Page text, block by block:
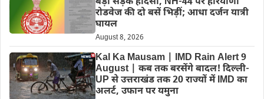
रोडवेज की दो बसें भिड़ीं; आधा दर्जन यात्री
घायल
August 8, 2026
Kal Ka Mausam | IMD Rain Alert 9
August | कब तक बरसेंगे बादल! दिल्ली-
UP से उत्तराखंड तक 20 राज्यों में IMD का
अलर्ट, उफान पर यमुना